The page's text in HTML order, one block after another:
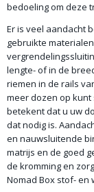
bedoeling om deze
Er is veel aandacht
gebruikte
lengte- of in de
riemen in de rails
meer dozen op
betekent dat u uw
dat nodig is.
en nauwsluitende
matrijs en de goed
de kromming en
Nomad Box stof- en